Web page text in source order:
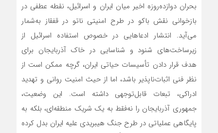
بحران دوازده‌روزه اخیر میان ایران و اسرائیل، نقطه عطفی در
بازخوانی نقش باکو در طرح امنیتی ناتو در قفقاز به‌شمار
می‌آید. انتشار ادعاهایی در خصوص استفاده اسرائیل از
زیرساخت‌های شنود و شناسایی در خاک آذربایجان برای
هدف قرار دادن تأسیسات حیاتی ایران، گرچه ممکن است از
نظر فنی اثبات‌ناپذیر باشد، اما از حیث امنیت روانی و تهدید
ادراکی، تبعات قابل‌توجهی داشته است. این وضعیت،
جمهوری آذربایجان را نه‌فقط به یک شریک منطقه‌ای، بلکه به
پایگاهی عملیاتی در طرح جنگ هیبریدی علیه ایران بدل کرده